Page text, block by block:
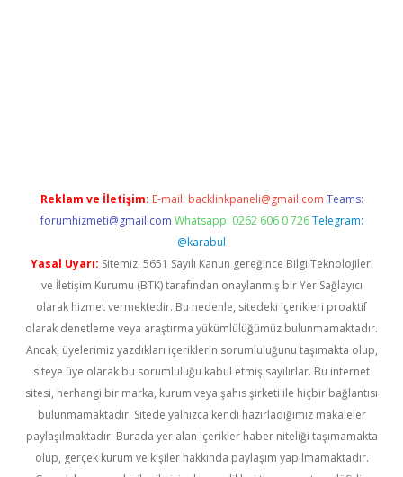
Reklam ve İletişim: E-mail: backlinkpaneli@gmail.com Teams:
forumhizmeti@gmail.com Whatsapp: 0262 606 0 726 Telegram:
@karabul
Yasal Uyarı: Sitemiz, 5651 Sayılı Kanun gereğince Bilgi Teknolojileri
ve İletişim Kurumu (BTK) tarafından onaylanmış bir Yer Sağlayıcı
olarak hizmet vermektedir. Bu nedenle, sitedeki içerikleri proaktif
olarak denetleme veya araştırma yükümlülüğümüz bulunmamaktadır.
Ancak, üyelerimiz yazdıkları içeriklerin sorumluluğunu taşımakta olup,
siteye üye olarak bu sorumluluğu kabul etmiş sayılırlar. Bu internet
sitesi, herhangi bir marka, kurum veya şahıs şirketi ile hiçbir bağlantısı
bulunmamaktadır. Sitede yalnızca kendi hazırladığımız makaleler
paylaşılmaktadır. Burada yer alan içerikler haber niteliği taşımamakta
olup, gerçek kurum ve kişiler hakkında paylaşım yapılmamaktadır.